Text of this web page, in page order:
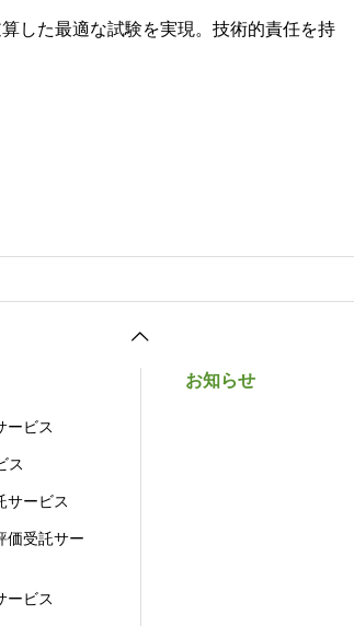
した最適な試験を実現。技術的責任を持
ービス
ス
サービス
価受託サー
ービス
お知らせ